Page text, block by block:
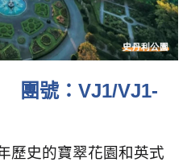
團號： VJ1/VJ1-
歷史的寶翠花園和英式